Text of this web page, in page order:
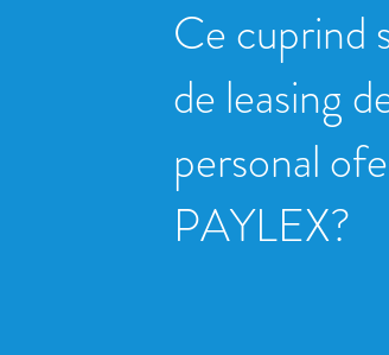
Ce cuprind
de leasing
personal
PAYLEX?